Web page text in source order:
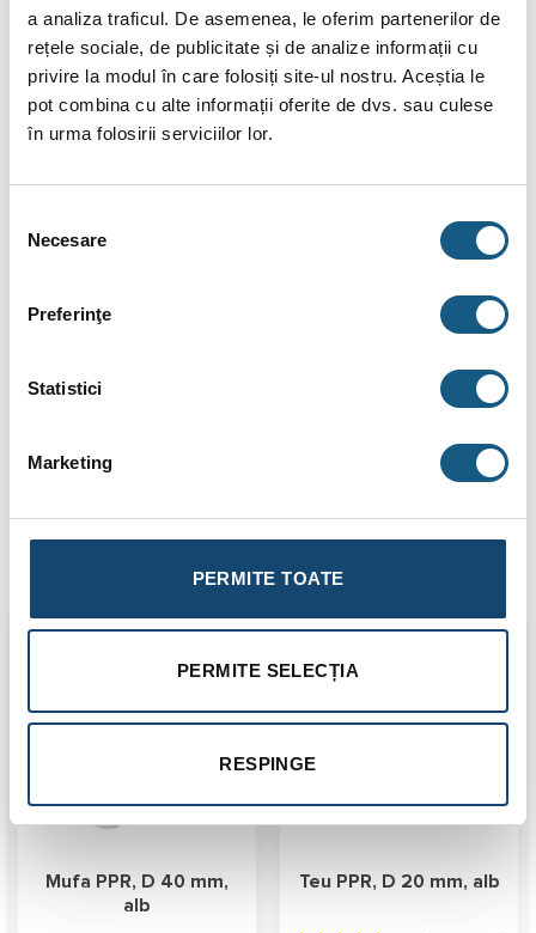
a analiza traficul. De asemenea, le oferim partenerilor de
rețele sociale, de publicitate și de analize informații cu
privire la modul în care folosiți site-ul nostru. Aceștia le
pot combina cu alte informații oferite de dvs. sau culese
în urma folosirii serviciilor lor.
consimțământului
Necesare
Preferinţe
Statistici
Marketing
PERMITE TOATE
PERMITE SELECȚIA
RESPINGE
BRAND
RECENZII (0)
Cot PPR, FI, 20 mm x 1/2″, alb, 90 grade
polimerizarea polipropilenei, caracterizat prin proprietati
lung, stabilitate dimensionala, chiar si in conditii de
temperatura ridicata, usurinta si rapiditate in procesul de
Acest material este recomandat pentru realizarea, atat a
calde menajere, cat si a sistemelor de incalzire.
Produse similare
Mufa PPR, D 40 mm,
alb
Teu PPR, D 20 mm, alb